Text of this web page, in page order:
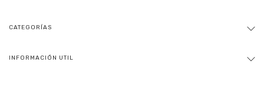
CATEGORÍAS
INFORMACIÓN UTIL